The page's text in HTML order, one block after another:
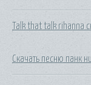
Talk that talk rihanna
Скачать песню панк